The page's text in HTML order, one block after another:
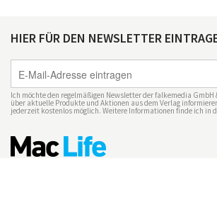
HIER FÜR DEN NEWSLETTER
Ich möchte den regelmäßigen Newsletter der falkemedia GmbH
über aktuelle Produkte und Aktionen aus dem Verlag
jederzeit kostenlos möglich. Weitere Informationen finde ich in